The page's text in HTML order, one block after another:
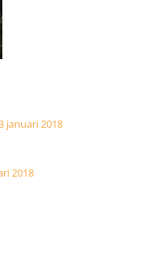
januari 2018
2018